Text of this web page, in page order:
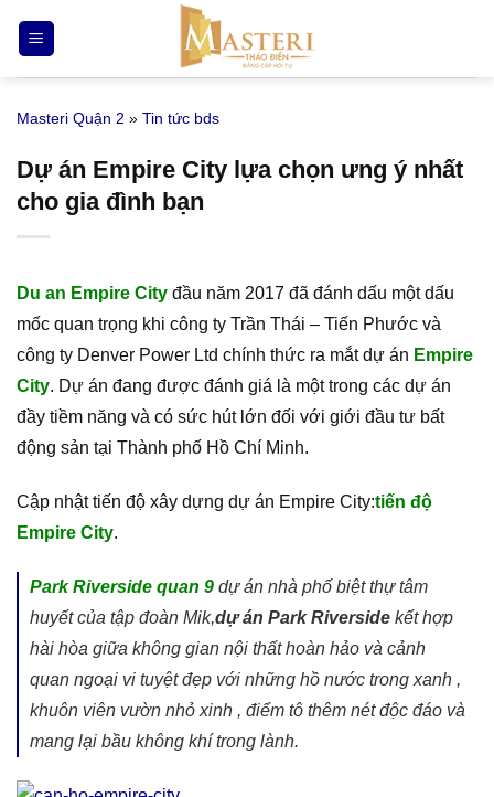
qua
nội
Masteri Quận 2 » Tin tức bds
Dự án Empire City lựa chọn ưng ý nhất
cho gia đình bạn
Du an Empire City đầu năm 2017 đã đánh dấu một dấu
mốc quan trọng khi công ty Trần Thái – Tiến Phước và
công ty Denver Power Ltd chính thức ra mắt dự án Empire
City. Dự án đang được đánh giá là một trong các dự án
đầy tiềm năng và có sức hút lớn đối với giới đầu tư bất
động sản tại Thành phố Hồ Chí Minh.
Cập nhật tiến độ xây dựng dự án Empire City:tiến độ
Empire City.
Park Riverside quan 9 dự án nhà phố biệt thự tâm
huyết của tập đoàn Mik,dự án Park Riverside kết hợp
hài hòa giữa không gian nội thất hoàn hảo và cảnh
quan ngoại vi tuyệt đẹp với những hồ nước trong xanh ,
khuôn viên vườn nhỏ xinh , điểm tô thêm nét độc đáo và
mang lại bầu không khí trong lành.